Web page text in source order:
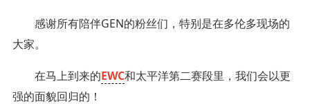
感谢所有陪伴GEN的粉丝们，特别是在多伦多现场的
大家。
在马上到来的EWC和太平洋第二赛段里，我们会以更
强的面貌回归的！